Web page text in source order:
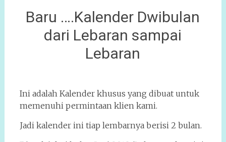
Baru ….Kalender Dwibulan
dari Lebaran sampai
Lebaran
Ini adalah Kalender khusus yang dibuat untuk
memenuhi permintaan klien kami.
Jadi kalender ini tiap lembarnya berisi 2 bulan.